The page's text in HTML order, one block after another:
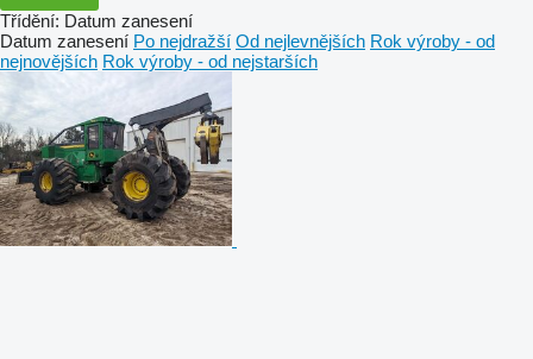
Třídění: Datum zanesení
Datum zanesení Po nejdražší Od nejlevnějších Rok výroby - od
nejnovějších Rok výroby - od nejstarších